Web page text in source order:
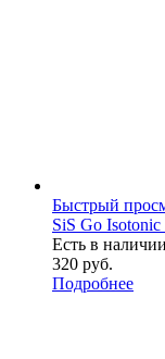
Быстрый
SiS Go
Есть в наличии
320 руб.
Подробнее